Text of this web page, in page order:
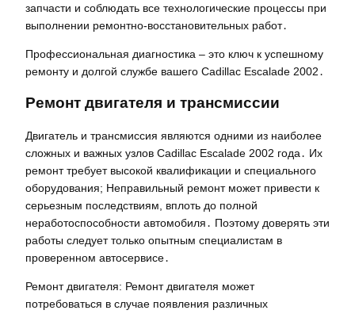
запчасти и соблюдать все технологические процессы при
выполнении ремонтно-восстановительных работ․
Профессиональная диагностика – это ключ к успешному
ремонту и долгой службе вашего Cadillac Escalade 2002․
Ремонт двигателя и трансмиссии
Двигатель и трансмиссия являются одними из наиболее
сложных и важных узлов Cadillac Escalade 2002 года․ Их
ремонт требует высокой квалификации и специального
оборудования; Неправильный ремонт может привести к
серьезным последствиям, вплоть до полной
неработоспособности автомобиля․ Поэтому доверять эти
работы следует только опытным специалистам в
проверенном автосервисе․
Ремонт двигателя: Ремонт двигателя может
потребоваться в случае появления различных